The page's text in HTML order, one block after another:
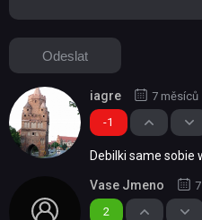
-1
iagre 7 měsíců
Debilki same sobie
2
Vase Jmeno